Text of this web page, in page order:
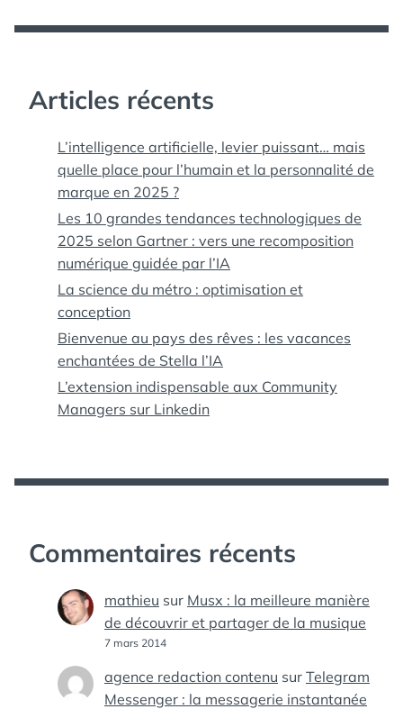
Articles récents
L’intelligence artificielle, levier puissant… mais
quelle place pour l’humain et la personnalité de
marque en 2025 ?
Les 10 grandes tendances technologiques de
2025 selon Gartner : vers une recomposition
numérique guidée par l’IA
La science du métro : optimisation et
conception
Bienvenue au pays des rêves : les vacances
enchantées de Stella l’IA
L’extension indispensable aux Community
Managers sur Linkedin
Commentaires récents
mathieu sur Musx : la meilleure manière
de découvrir et partager de la musique
7 mars 2014
agence redaction contenu sur Telegram
Messenger : la messagerie instantanée